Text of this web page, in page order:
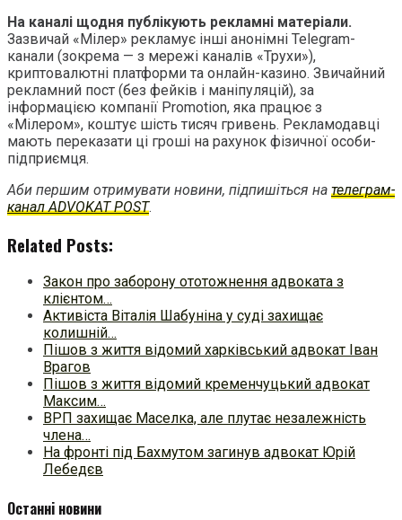
На каналі щодня публікують рекламні матеріали.
Зазвичай «Мілер» рекламує інші анонімні Telegram-
канали (зокрема — з мережі каналів «Трухи»),
криптовалютні платформи та онлайн-казино. Звичайний
рекламний пост (без фейків і маніпуляцій), за
інформацією компанії Promotion, яка працює з
«Мілером», коштує шість тисяч гривень. Рекламодавці
мають переказати ці гроші на рахунок фізичної особи-
підприємця.
Аби першим отримувати новини, підпишіться на телеграм-
канал ADVOKAT POST.
Related Posts:
Закон про заборону ототожнення адвоката з
клієнтом…
Активіста Віталія Шабуніна у суді захищає
колишній…
Пішов з життя відомий харківський адвокат Іван
Врагов
Пішов з життя відомий кременчуцький адвокат
Максим…
ВРП захищає Маселка, але плутає незалежність
члена…
На фронті під Бахмутом загинув адвокат Юрій
Лебедєв
Останні новини